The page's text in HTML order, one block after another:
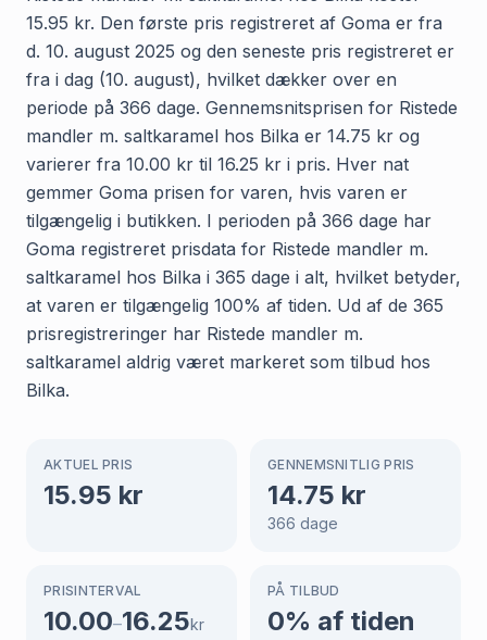
15.95 kr. Den første pris registreret af Goma er fra
d. 10. august 2025 og den seneste pris registreret er
fra i dag (10. august), hvilket dækker over en
periode på 366 dage. Gennemsnitsprisen for Ristede
mandler m. saltkaramel hos Bilka er 14.75 kr og
varierer fra 10.00 kr til 16.25 kr i pris. Hver nat
gemmer Goma prisen for varen, hvis varen er
tilgængelig i butikken. I perioden på 366 dage har
Goma registreret prisdata for Ristede mandler m.
saltkaramel hos Bilka i 365 dage i alt, hvilket betyder,
at varen er tilgængelig 100% af tiden. Ud af de 365
prisregistreringer har Ristede mandler m.
saltkaramel aldrig været markeret som tilbud hos
Bilka.
AKTUEL PRIS
15.95 kr
GENNEMSNITLIG PRIS
14.75 kr
366 dage
PRISINTERVAL
10.00–16.25kr
PÅ TILBUD
0% af tiden